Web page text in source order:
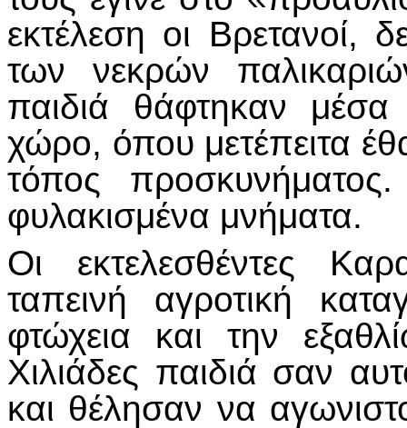
εκτέλεση οι
των νεκρών
παιδιά θάφτηκαν
χώρο, όπου μετέπειτα
τόπος
φυλακισμένα μνήματα.
Οι εκτελεσθέντες
ταπεινή αγροτική
φτώχεια και την
Χιλιάδες παιδιά σαν
και θέλησαν να